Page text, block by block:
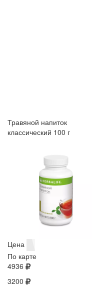
Травяной напиток
классический 100 г
Цена
По карте
4936
3200